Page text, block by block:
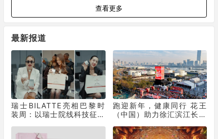
查看更多
最新报道
瑞士BILATTE亮相巴黎时
装周：以瑞士院线科技征服
挚荐
跑迎新年，健康同行 花王
（中国）助力徐汇滨江长跑